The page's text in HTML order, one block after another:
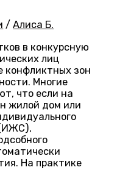
/Алиса Б.
в конкурсную
лиц
конфликтных зон
Многие
что если на
жилой дом или
(ИЖС),
На практике